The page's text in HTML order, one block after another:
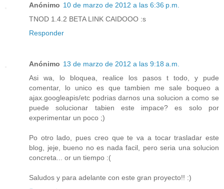
Anónimo 10 de marzo de 2012 a las 6:36 p.m.
TNOD 1.4.2 BETA LINK CAIDOOO :s
Responder
Anónimo 13 de marzo de 2012 a las 9:18 a.m.
Asi wa, lo bloquea, realice los pasos t todo, y pude
comentar, lo unico es que tambien me sale boqueo a
ajax.googleapis/etc podrias darnos una solucion a como se
puede solucionar tabien este impace? es solo por
experimentar un poco ;)
Po otro lado, pues creo que te va a tocar trasladar este
blog, jeje, bueno no es nada facil, pero seria una solucion
concreta... or un tiempo :(
Saludos y para adelante con este gran proyecto!! :)